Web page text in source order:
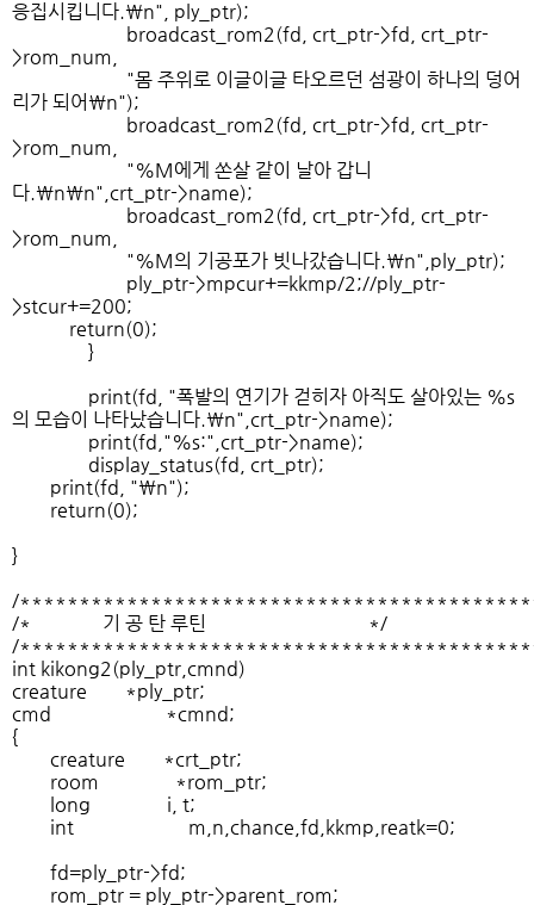
응집시킵니다.\n", ply_ptr);
broadcast_rom2(fd, crt_ptr->fd, crt_ptr-
>rom_num,
"몸 주위로 이글이글 타오르던 섬광이 하나의 덩어
리가 되어\n");
broadcast_rom2(fd, crt_ptr->fd, crt_ptr-
>rom_num,
"%M에게 쏜살 같이 날아 갑니
다.\n\n",crt_ptr->name);
broadcast_rom2(fd, crt_ptr->fd, crt_ptr-
>rom_num,
"%M의 기공포가 빗나갔습니다.\n",ply_ptr);
ply_ptr->mpcur+=kkmp/2;//ply_ptr-
>stcur+=200;
return(0);
}
print(fd, "폭발의 연기가 걷히자 아직도 살아있는 %s
의 모습이 나타났습니다.\n",crt_ptr->name);
print(fd,"%s:",crt_ptr->name);
display_status(fd, crt_ptr);
print(fd, "\n");
return(0);
}
/
/* 기 공 탄 루틴 */
/
int kikong2(ply_ptr,cmnd)
creature *ply_ptr;
cmd *cmnd;
{
creature *crt_ptr;
room *rom_ptr;
long i, t;
int m,n,chance,fd,kkmp,reatk=0;
fd=ply_ptr->fd;
rom_ptr = ply_ptr->parent_rom;